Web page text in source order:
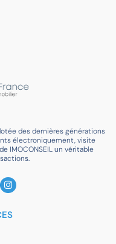
des dernières générations
électroniquement, visite
IMOCONSEIL un véritable